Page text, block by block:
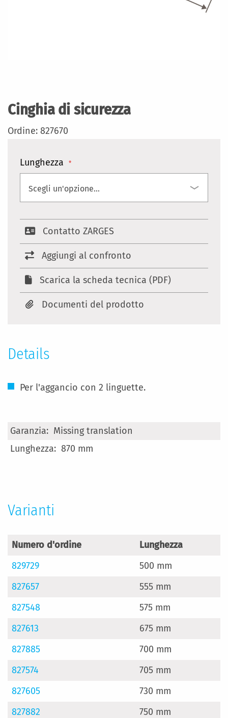
Cinghia di sicurezza
Ordine: 827670
Lunghezza
Contatto ZARGES
Aggiungi al confronto
Scarica la scheda tecnica (PDF)
Documenti del prodotto
galleria
immagini
Details
Per l'aggancio con 2 linguette.
Maggiori
Informazioni
Missing translation
870 mm
Varianti
Numero d'ordine
Lunghezza
829729
500 mm
827657
555 mm
827548
575 mm
827613
675 mm
827885
700 mm
827574
705 mm
827605
730 mm
827882
750 mm